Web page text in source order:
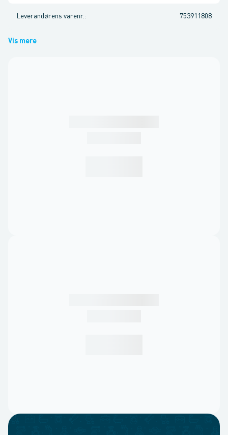
Leverandørens varenr. : 753911808
Vis mere